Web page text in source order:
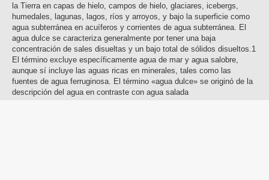
la Tierra en capas de hielo, campos de hielo, glaciares, icebergs,
humedales, lagunas, lagos, ríos y arroyos, y bajo la superficie como
agua subterránea en acuíferos y corrientes de agua subterránea. El
agua dulce se caracteriza generalmente por tener una baja
concentración de sales disueltas y un bajo total de sólidos disueltos.1​
El término excluye específicamente agua de mar y agua salobre,
aunque sí incluye las aguas ricas en minerales, tales como las
fuentes de agua ferruginosa. El término «agua dulce» se originó de la
descripción del agua en contraste con agua salada